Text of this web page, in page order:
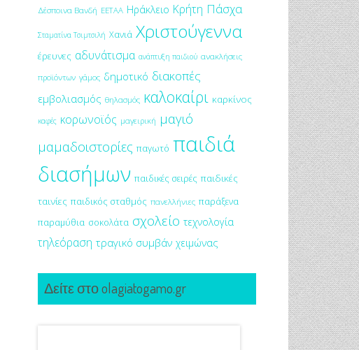
Δέσποινα Βανδή ΕΕΤΑΑ Ηράκλειο Κρήτη Πάσχα
Σταματίνα Τσιμτσιλή Χανιά Χριστούγεννα
έρευνες αδυνάτισμα ανάπτυξη παιδιού ανακλήσεις
προϊόντων γάμος δημοτικό διακοπές
εμβολιασμός θηλασμός καλοκαίρι καρκίνος
καφές κορωνοϊός μαγειρική μαγιό
μαμαδοιστορίες παγωτό παιδιά
διασήμων παιδικές σειρές παιδικές
ταινίες παιδικός σταθμός πανελλήνιες παράξενα
παραμύθια σοκολάτα σχολείο τεχνολογία
τηλεόραση τραγικό συμβάν χειμώνας
Δείτε στο olagiatogamo.gr